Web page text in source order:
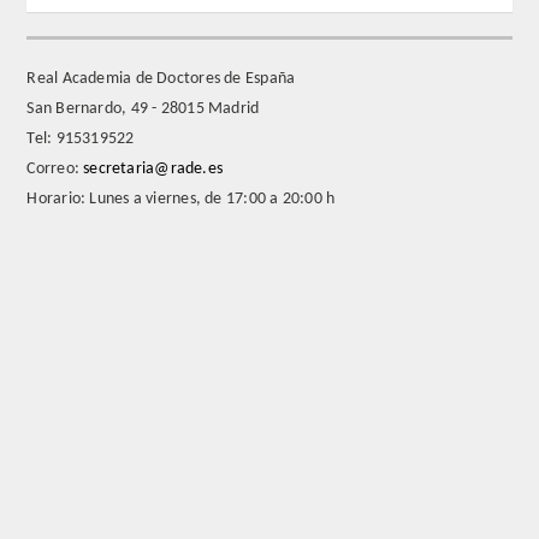
FUNDACIÓN LIBERADE
ACADÉMICOS
Real Academia de Doctores de España
San Bernardo, 49 - 28015 Madrid
Tel: 915319522
Correo:secretaria@rade.es
Horario: Lunes a viernes, de 17:00 a 20:00 h